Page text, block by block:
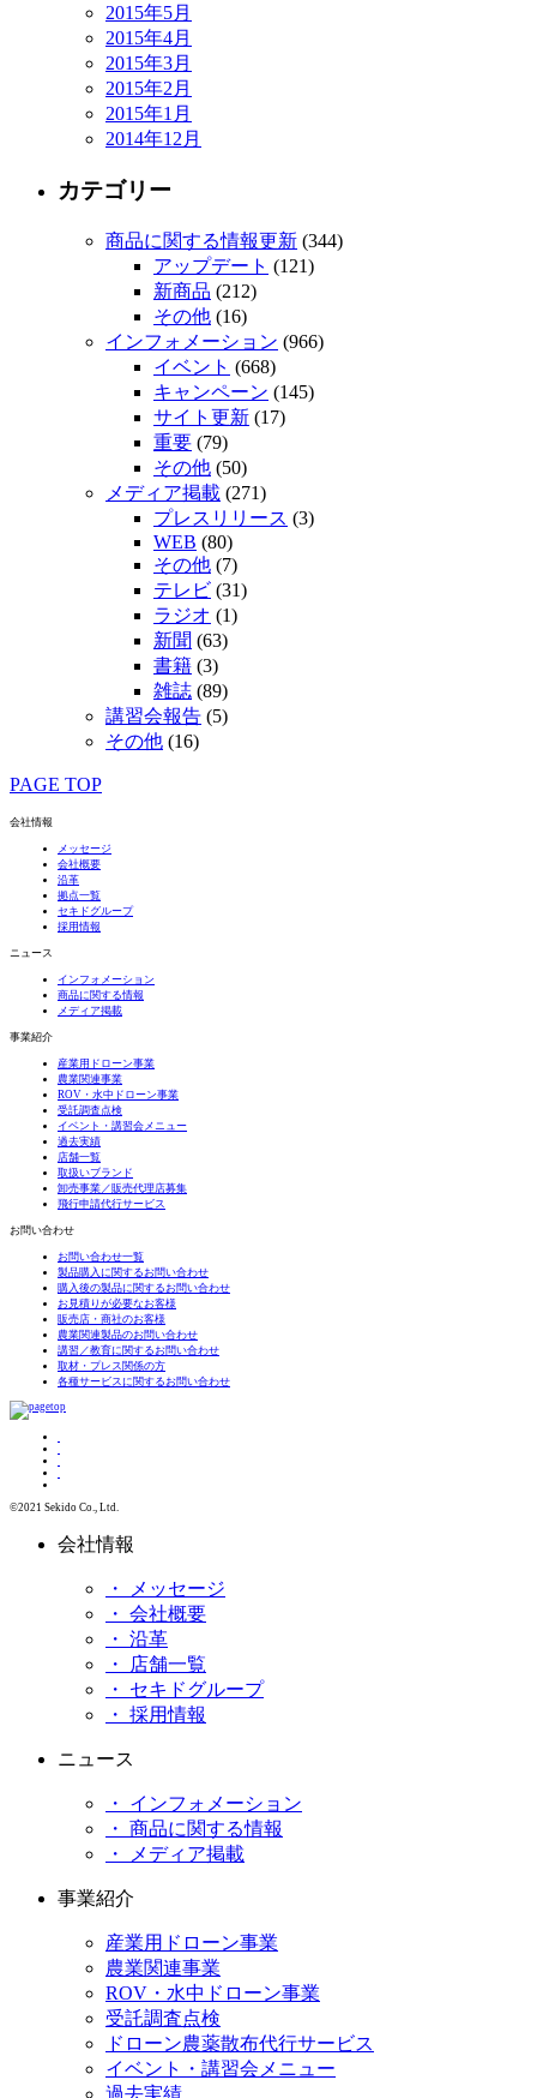
2015年5月
2015年4月
2015年3月
2015年2月
2015年1月
2014年12月
カテゴリー
商品に関する情報更新 (344)
アップデート (121)
新商品 (212)
その他 (16)
インフォメーション (966)
イベント (668)
キャンペーン (145)
サイト更新 (17)
重要 (79)
その他 (50)
メディア掲載 (271)
プレスリリース (3)
WEB (80)
その他 (7)
テレビ (31)
ラジオ (1)
新聞 (63)
書籍 (3)
雑誌 (89)
講習会報告 (5)
その他 (16)
PAGE TOP
会社情報
メッセージ
会社概要
沿革
拠点一覧
セキドグループ
採用情報
ニュース
インフォメーション
商品に関する情報
メディア掲載
事業紹介
産業用ドローン事業
農業関連事業
ROV・水中ドローン事業
受託調査点検
イベント・講習会メニュー
過去実績
店舗一覧
取扱いブランド
卸売事業／販売代理店募集
飛行申請代行サービス
お問い合わせ
お問い合わせ一覧
製品購入に関するお問い合わせ
購入後の製品に関するお問い合わせ
お見積りが必要なお客様
販売店・商社のお客様
農業関連製品のお問い合わせ
講習／教育に関するお問い合わせ
取材・プレス関係の方
各種サービスに関するお問い合わせ
©2021 Sekido Co., Ltd.
会社情報
・ メッセージ
・ 会社概要
・ 沿革
・ 店舗一覧
・ セキドグループ
・ 採用情報
ニュース
・ インフォメーション
・ 商品に関する情報
・ メディア掲載
事業紹介
産業用ドローン事業
農業関連事業
ROV・水中ドローン事業
受託調査点検
ドローン農薬散布代行サービス
イベント・講習会メニュー
過去実績